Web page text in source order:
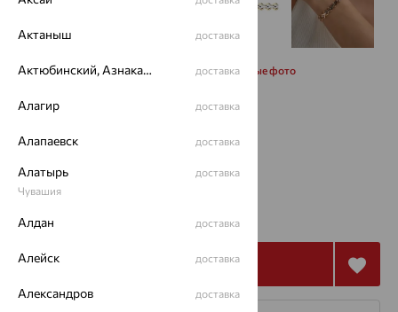
Запросить дополнительные фото
17
от 60 531 168 141₽
Купить
Актаныш доставка
Актюбинский, Азнакаевский район доставка
Алагир доставка
Алапаевск доставка
Алатырь
Чувашия
доставка
Алдан доставка
Алейск доставка
Александров доставка